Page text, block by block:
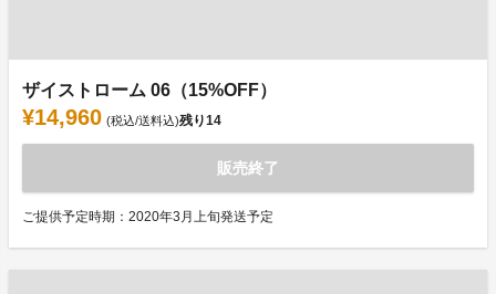
ザイストローム 06（15%OFF）
¥14,960 (税込/送料込)残り14
販売終了
ご提供予定時期：2020年3月上旬発送予定